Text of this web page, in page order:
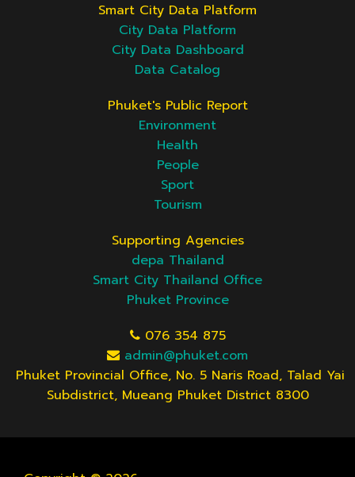
Smart City Data Platform
City Data Platform
City Data Dashboard
Data Catalog
Phuket's Public Report
Environment
Health
People
Sport
Tourism
Supporting Agencies
depa Thailand
Smart City Thailand Office
Phuket Province
076 354 875
admin@phuket.com
Phuket Provincial Office, No. 5 Naris Road, Talad Yai
Subdistrict, Mueang Phuket District 8300